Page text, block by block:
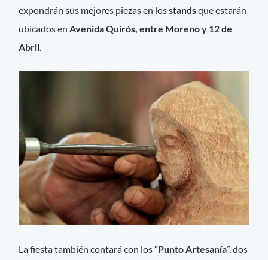
expondrán sus mejores piezas en losstandsque estarán
ubicados enAvenida Quirós, entre Moreno y 12 de
Abril.
La fiesta también contará con los“Punto Artesanía”, dos